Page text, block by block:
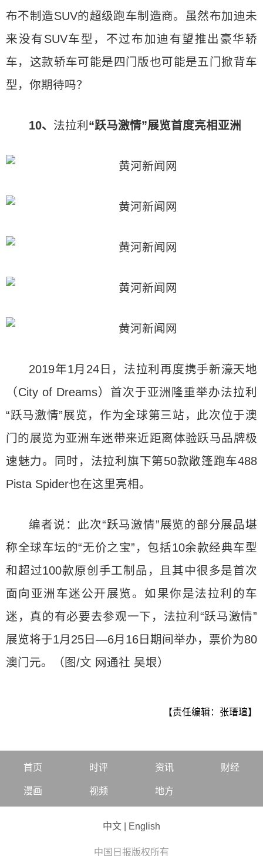
布不制造SUV的超级跑车制造商。虽然布加迪未
来没有SUV车型，不过布加迪有望推出豪华轿
车，这款轿车可能是四门版也可能是五门掀背车
型，你期待吗？
10、 法拉利 “跃马激情”展览首度亮相亚洲
2019年1月24日，法拉利再度携手新濠天地
（City of Dreams）首次于亚洲隆重举办法拉利
“跃马激情”展览，作为全球第三站，此次位于澳
门的展览为亚洲车迷带来近距离体验跃马品牌极
速魅力。同时，法拉利旗下第50款敞篷跑车488
Pista Spider也在这里亮相。
编者说：此次“跃马激情”展览的部分展品堪
称全球车坛的“无价之宝”，包括10余款经典车型
和超过100款原创手工制品，且其中很多是首次
面向亚洲车迷公开展览。如果你是法拉利的车
迷，真的有必要去参观一下，法拉利“跃马激情”
展览将于1月25日—6月16日期间举办，票价为80
澳门元。（图/文 网通社 吴垠）
【责任编辑：张瑨瑄】
首页 时评 资讯 财经
漫画 视频 地方
中文 English
中国日报版权所有